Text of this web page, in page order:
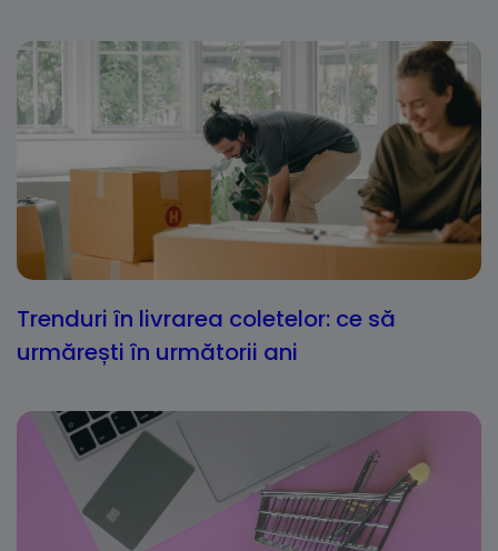
Trenduri în livrarea coletelor: ce să
urmărești în următorii ani